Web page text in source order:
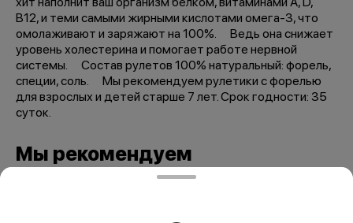
B12, и теми самыми жирными кислотами омега-3, что
омолаживают и заряжают на 100%. ⠀ Ведь она снижает
уровень холестерина и помогает работе нервной
системы. ⠀ Состав рулетов 100% натуральный: форель,
специи, соль. ⠀ Мы рекомендуем рулетики с форелью
для взрослых и детей старше 7 лет. Срок годности: 35
суток.
Мы рекомендуем